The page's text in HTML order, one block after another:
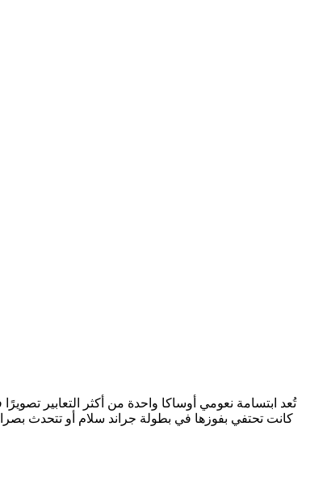
تُعد ابتسامة نعومي أوساكا واحدة من أكثر التعابير
كانت تحتفي بفوزها في بطولة جراند سلام أو تتحدث